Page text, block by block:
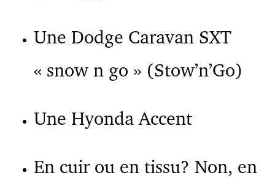
Une Dodge Caravan SXT
« snow n go » (Stow’n’Go)
Une Hyonda Accent
En cuir ou en tissu? Non, en